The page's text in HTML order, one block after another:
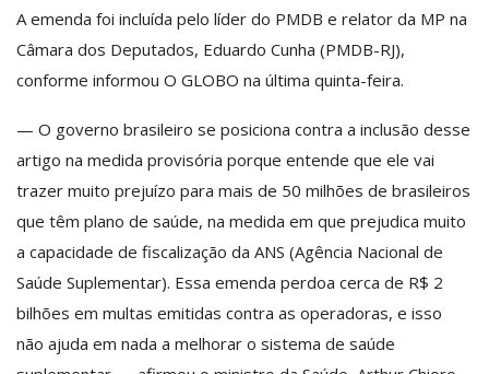
A emenda foi incluída pelo líder do PMDB e relator da MP na
Câmara dos Deputados, Eduardo Cunha (PMDB-RJ),
conforme informou O GLOBO na última quinta-feira.
— O governo brasileiro se posiciona contra a inclusão desse
artigo na medida provisória porque entende que ele vai
trazer muito prejuízo para mais de 50 milhões de brasileiros
que têm plano de saúde, na medida em que prejudica muito
a capacidade de fiscalização da ANS (Agência Nacional de
Saúde Suplementar). Essa emenda perdoa cerca de R$ 2
bilhões em multas emitidas contra as operadoras, e isso
não ajuda em nada a melhorar o sistema de saúde